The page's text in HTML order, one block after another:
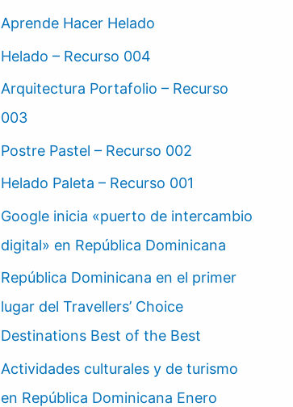
Aprende Hacer Helado
Helado – Recurso 004
Arquitectura Portafolio – Recurso
003
Postre Pastel – Recurso 002
Helado Paleta – Recurso 001
Google inicia «puerto de intercambio
digital» en República Dominicana
República Dominicana en el primer
lugar del Travellers’ Choice
Destinations Best of the Best
Actividades culturales y de turismo
en República Dominicana Enero